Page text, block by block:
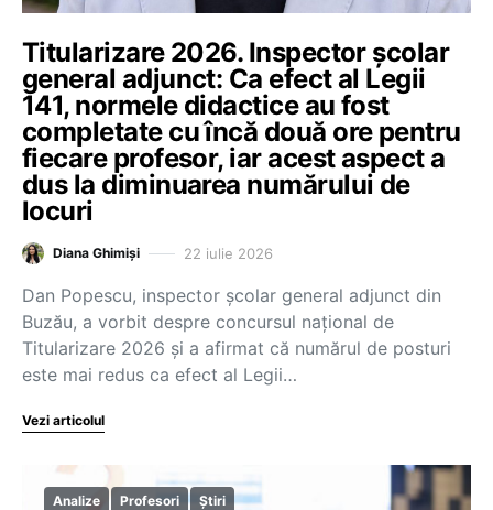
Titularizare 2026. Inspector școlar
general adjunct: Ca efect al Legii
141, normele didactice au fost
completate cu încă două ore pentru
fiecare profesor, iar acest aspect a
dus la diminuarea numărului de
locuri
Diana Ghimiși 22 iulie 2026
Dan Popescu, inspector școlar general adjunct din
Buzău, a vorbit despre concursul național de
Titularizare 2026 și a afirmat că numărul de posturi
este mai redus ca efect al Legii…
Vezi articolul
Analize Profesori Știri